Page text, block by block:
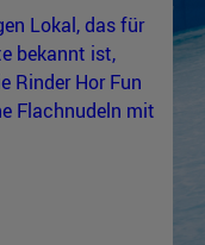
Lokal, das für
bekannt ist,
Rinder Hor Fun
Flachnudeln mit